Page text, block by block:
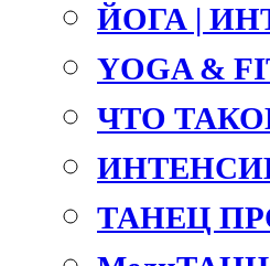
ЙОГА |
YOGA &
ЧТО
ТАНЕЦ